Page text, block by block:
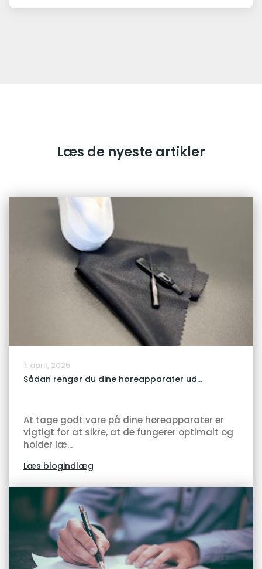
Læs de nyeste artikler
1. april, 2025
Sådan rengør du dine høreapparater ud...
At tage godt vare på dine høreapparater er
vigtigt for at sikre, at de fungerer optimalt og
holder læ...
Læs blogindlæg